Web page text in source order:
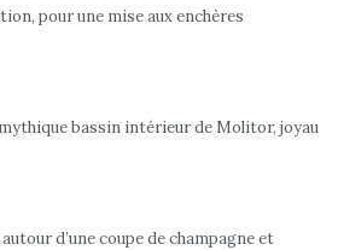
pour une mise aux enchères
bassin intérieur de Molitor, joyau
d’une coupe de champagne et